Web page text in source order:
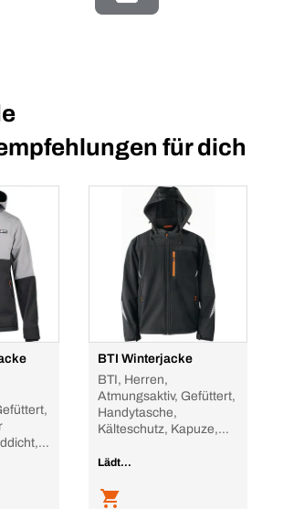
für dich
BTI Winterjacke
BTI, Herren,
Atmungsaktiv, Gefüttert,
Handytasche,
Kälteschutz, Kapuze,
Lädt...